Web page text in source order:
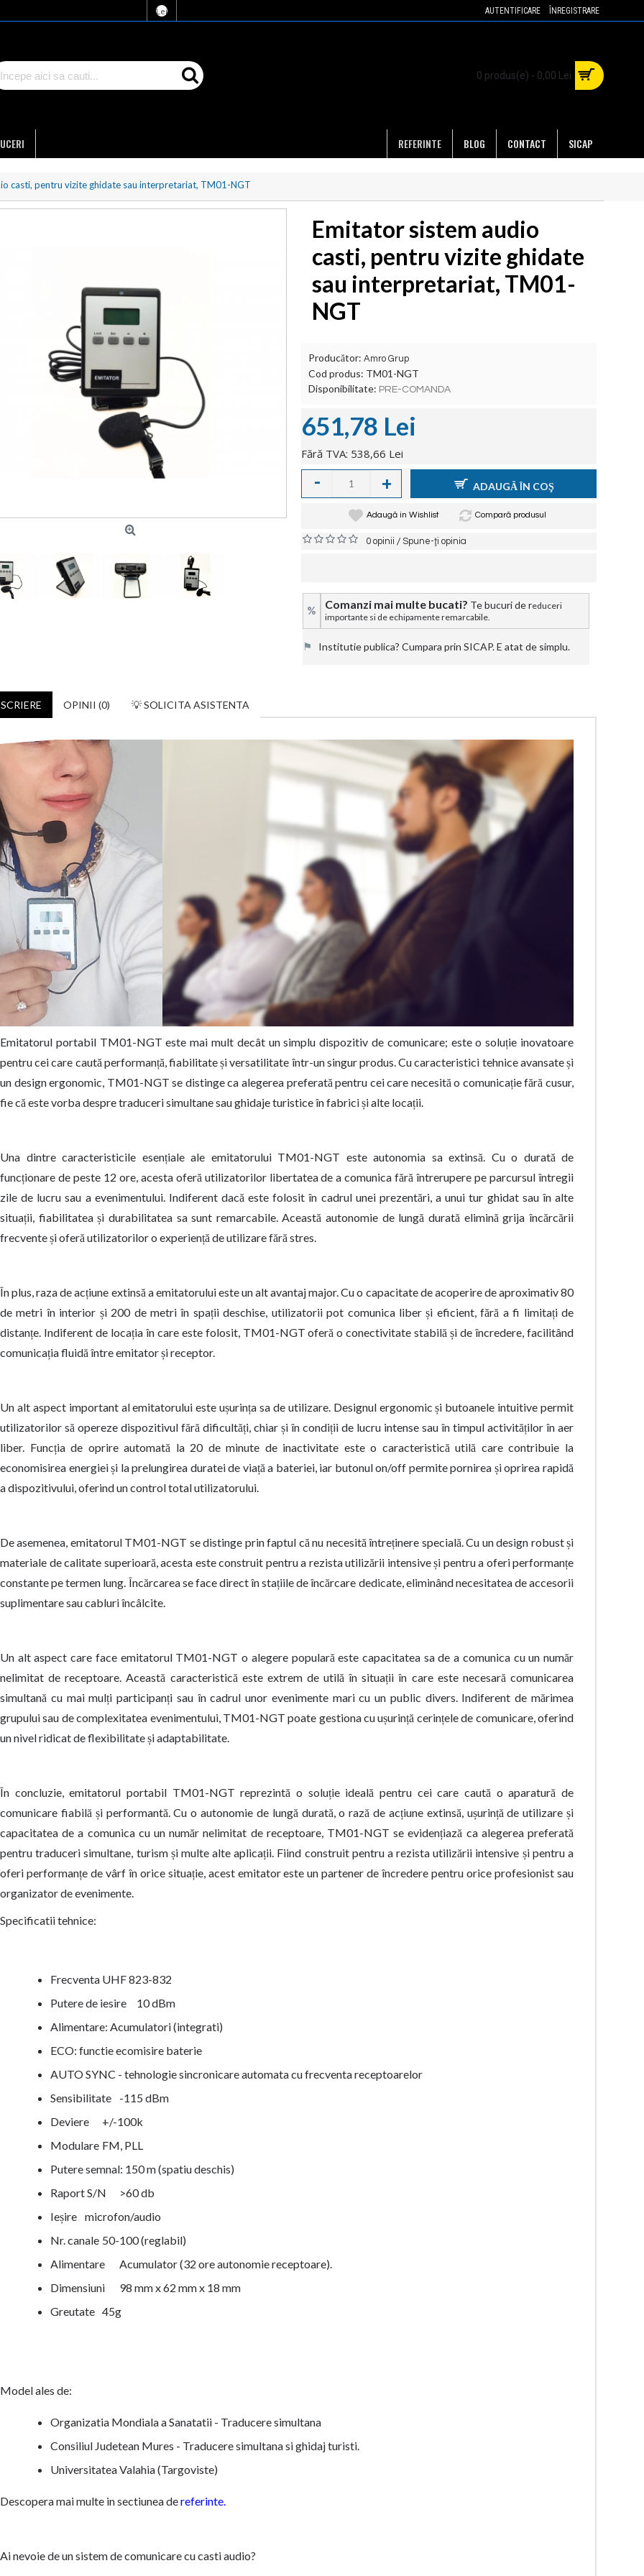
Lei AUTENTIFICARE ÎNREGISTRARE
0 produs(e) - 0,00 Lei
SICAP
CONTACT
BLOG
REFERINTE
casti, pentru vizite ghidate sau interpretariat, TM01-NGT
Emitator sistem audio
casti, pentru vizite ghidate
sau interpretariat, TM01-
NGT
Producător: Amro Grup
Cod produs: TM01-NGT
Disponibilitate: PRE-COMANDA
651,78 Lei
Fără TVA: 538,66 Lei
- + ADAUGĂ ÎN COŞ
Adaugă in Wishlist Compară produsul
0 opinii /Spune-ţi opinia
% Comanzi mai multe bucati? Te bucuri de reduceri
importante si de echipamente remarcabile.
⚑ Institutie publica? Cumpara prin SICAP. E atat de simplu.
OPINII (0) 💡 SOLICITA ASISTENTA
Emitatorul portabil TM01-NGT este mai mult decât un simplu dispozitiv de comunicare; este o soluție inovatoare
pentru cei care caută performanță, fiabilitate și versatilitate într-un singur produs. Cu caracteristici tehnice avansate și
un design ergonomic, TM01-NGT se distinge ca alegerea preferată pentru cei care necesită o comunicație fără cusur,
fie că este vorba despre traduceri simultane sau ghidaje turistice în fabrici și alte locații.
Una dintre caracteristicile esențiale ale emitatorului TM01-NGT este autonomia sa extinsă. Cu o durată de
funcționare de peste 12 ore, acesta oferă utilizatorilor libertatea de a comunica fără întrerupere pe parcursul întregii
zile de lucru sau a evenimentului. Indiferent dacă este folosit în cadrul unei prezentări, a unui tur ghidat sau în alte
situații, fiabilitatea și durabilitatea sa sunt remarcabile. Această autonomie de lungă durată elimină grija încărcării
frecvente și oferă utilizatorilor o experiență de utilizare fără stres.
În plus, raza de acțiune extinsă a emitatorului este un alt avantaj major. Cu o capacitate de acoperire de aproximativ 80
de metri în interior și 200 de metri în spații deschise, utilizatorii pot comunica liber și eficient, fără a fi limitați de
distanțe. Indiferent de locația în care este folosit, TM01-NGT oferă o conectivitate stabilă și de încredere, facilitând
comunicația fluidă între emitator și receptor.
Un alt aspect important al emitatorului este ușurința sa de utilizare. Designul ergonomic și butoanele intuitive permit
utilizatorilor să opereze dispozitivul fără dificultăți, chiar și în condiții de lucru intense sau în timpul activităților în aer
liber. Funcția de oprire automată la 20 de minute de inactivitate este o caracteristică utilă care contribuie la
economisirea energiei și la prelungirea duratei de viață a bateriei, iar butonul on/off permite pornirea și oprirea rapidă
a dispozitivului, oferind un control total utilizatorului.
De asemenea, emitatorul TM01-NGT se distinge prin faptul că nu necesită întreținere specială. Cu un design robust și
materiale de calitate superioară, acesta este construit pentru a rezista utilizării intensive și pentru a oferi performanțe
constante pe termen lung. Încărcarea se face direct în stațiile de încărcare dedicate, eliminând necesitatea de accesorii
suplimentare sau cabluri încâlcite.
Un alt aspect care face emitatorul TM01-NGT o alegere populară este capacitatea sa de a comunica cu un număr
nelimitat de receptoare. Această caracteristică este extrem de utilă în situații în care este necesară comunicarea
simultană cu mai mulți participanți sau în cadrul unor evenimente mari cu un public divers. Indiferent de mărimea
grupului sau de complexitatea evenimentului, TM01-NGT poate gestiona cu ușurință cerințele de comunicare, oferind
un nivel ridicat de flexibilitate și adaptabilitate.
În concluzie, emitatorul portabil TM01-NGT reprezintă o soluție ideală pentru cei care caută o aparatură de
comunicare fiabilă și performantă. Cu o autonomie de lungă durată, o rază de acțiune extinsă, ușurință de utilizare și
capacitatea de a comunica cu un număr nelimitat de receptoare, TM01-NGT se evidențiază ca alegerea preferată
pentru traduceri simultane, turism și multe alte aplicații. Fiind construit pentru a rezista utilizării intensive și pentru a
oferi performanțe de vârf în orice situație, acest emitator este un partener de încredere pentru orice profesionist sau
organizator de evenimente.
Specificatii tehnice:
Frecventa UHF 823-832
Putere de iesire
10 dBm
Alimentare: Acumulatori (integrati)
ECO: functie ecomisire baterie
AUTO SYNC - tehnologie sincronicare automata cu frecventa receptoarelor
Sensibilitate
-115 dBm
Deviere
+/-100k
Modulare FM, PLL
Putere semnal: 150 m (spatiu deschis)
Raport S/N
>60 db
Ieșire microfon/audio
Nr. canale 50-100 (reglabil)
Alimentare
Acumulator (32 ore autonomie receptoare).
Dimensiuni
98 mm x 62 mm x 18 mm
Greutate 45g
Model ales de:
Organizatia Mondiala a Sanatatii - Traducere simultana
Consiliul Judetean Mures - Traducere simultana si ghidaj turisti.
Universitatea Valahia (Targoviste)
Descopera mai multe in sectiunea dereferinte.
Ai nevoie de un sistem de comunicare cu casti audio?